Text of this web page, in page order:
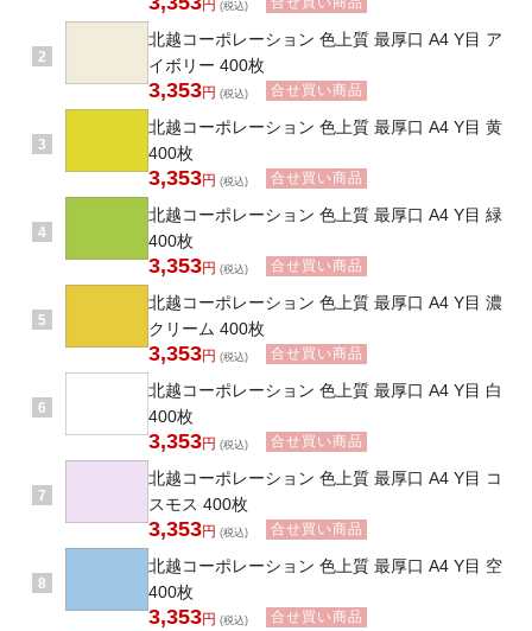
円 (税込)
2
北越コーポレーション 色上質 最厚口 A4 Y目 ア
イボリー 400枚
3,353円 (税込) 合せ買い商品
3
北越コーポレーション 色上質 最厚口 A4 Y目 黄
400枚
3,353円 (税込) 合せ買い商品
4
北越コーポレーション 色上質 最厚口 A4 Y目 緑
400枚
3,353円 (税込) 合せ買い商品
5
北越コーポレーション 色上質 最厚口 A4 Y目 濃
クリーム 400枚
3,353円 (税込) 合せ買い商品
6
北越コーポレーション 色上質 最厚口 A4 Y目 白
400枚
3,353円 (税込) 合せ買い商品
7
北越コーポレーション 色上質 最厚口 A4 Y目 コ
スモス 400枚
3,353円 (税込) 合せ買い商品
8
北越コーポレーション 色上質 最厚口 A4 Y目 空
400枚
3,353円 (税込) 合せ買い商品